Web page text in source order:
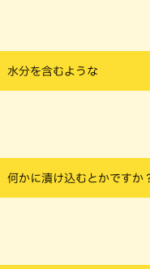
水分を含むような
何かに漬け込むとかですか